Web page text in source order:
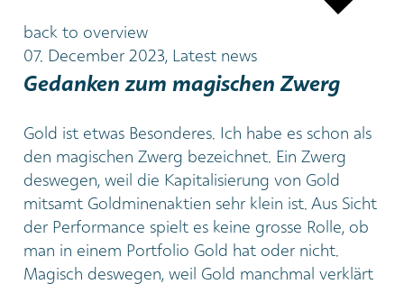
back to overview
07. December 2023, Latest news
Gedanken zum magischen Zwerg
Gold ist etwas Besonderes. Ich habe es schon als
den magischen Zwerg bezeichnet. Ein Zwerg
deswegen, weil die Kapitalisierung von Gold
mitsamt Goldminenaktien sehr klein ist. Aus Sicht
der Performance spielt es keine grosse Rolle, ob
man in einem Portfolio Gold hat oder nicht.
Magisch deswegen, weil Gold manchmal verklärt